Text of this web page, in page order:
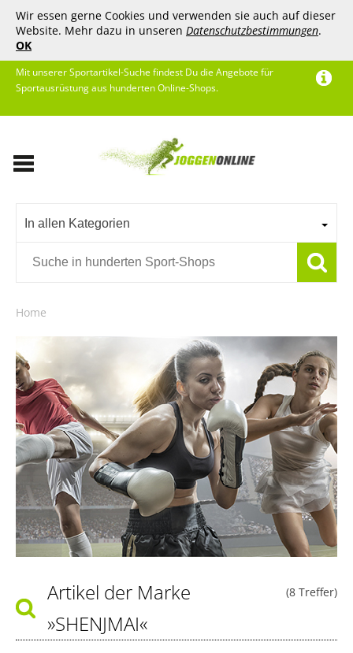
Wir essen gerne Cookies und verwenden sie auch auf dieser
Website. Mehr dazu in unseren Datenschutzbestimmungen.
OK
Mit unserer Sportartikel-Suche findest Du die Angebote für
Sportausrüstung aus hunderten Online-Shops.
In allen Kategorien
Home
(8 Treffer)
Artikel der Marke
»SHENJMAI«